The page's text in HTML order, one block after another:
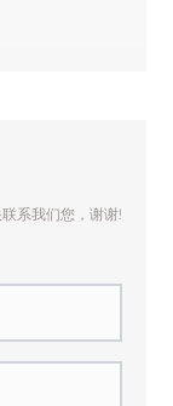
系我们您，谢谢!